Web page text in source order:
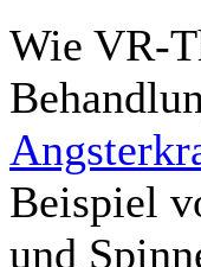
Wie VR-
Beispiel
und